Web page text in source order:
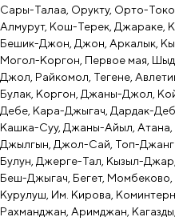
Сары-Талаа, Орукту, Орто-
Алмурут, Кош-Терек, Джараке,
Бешик-Джон, Джон, Аркалык,
Могол-Коргон, Первое мая,
Джол, Райкомол, Тегене,
Булак, Коргон, Джаны-Джол,
Дебе, Кара-Джыгач, Дардак-
Кашка-Суу, Джаны-Айыл,
Джылгын, Джол-Сай, Топ-
Булун, Джерге-Тал, Кызыл-
Беш-Джыгач, Бегет,
Курулуш, Им. Кирова,
Рахманджан, Аримджан,